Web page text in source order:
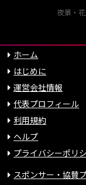
夜景・
ホーム
はじめに
運営会社情報
代表プロフィール
利用規約
ヘルプ
プライバシーポリ
スポンサー・協賛